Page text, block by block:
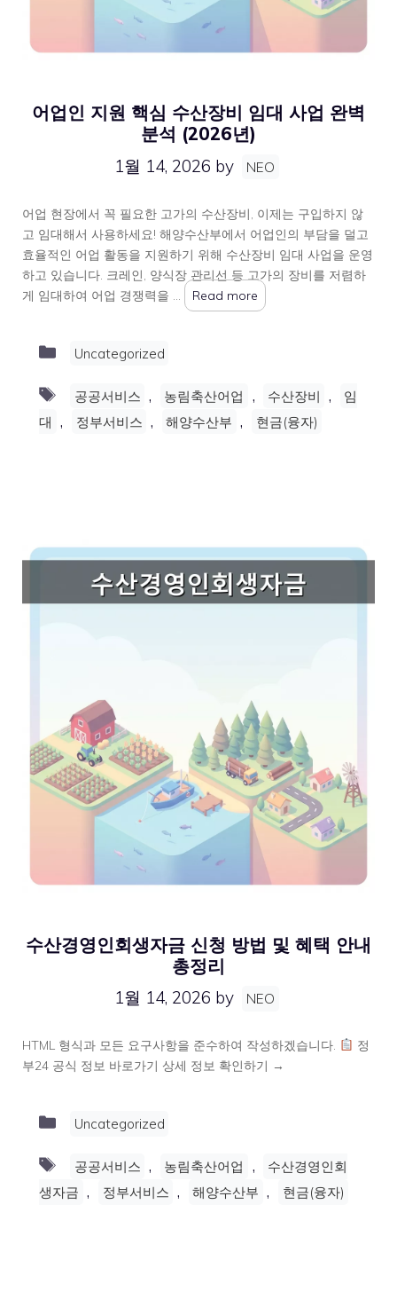
어업인 지원 핵심 수산장비 임대 사업 완벽
분석 (2026년)
1월 14, 2026 by NEO
어업 현장에서 꼭 필요한 고가의 수산장비, 이제는 구입하지 않
고 임대해서 사용하세요! 해양수산부에서 어업인의 부담을 덜고
효율적인 어업 활동을 지원하기 위해 수산장비 임대 사업을 운영
하고 있습니다. 크레인, 양식장 관리선 등 고가의 장비를 저렴하
게 임대하여 어업 경쟁력을 …
Read more
Categories
Uncategorized
Tags
공공서비스 , 농림축산어업 , 수산장비 ,
임
대 , 정부서비스 , 해양수산부 , 현금(융자)
수산경영인회생자금 신청 방법 및 혜택 안내
총정리
1월 14, 2026 by NEO
HTML 형식과 모든 요구사항을 준수하여 작성하겠습니다.
정
부24 공식 정보 바로가기 상세 정보 확인하기 →
Categories
Uncategorized
Tags
공공서비스 , 농림축산어업 ,
수산경영인회
생자금 , 정부서비스 , 해양수산부 , 현금(융자)